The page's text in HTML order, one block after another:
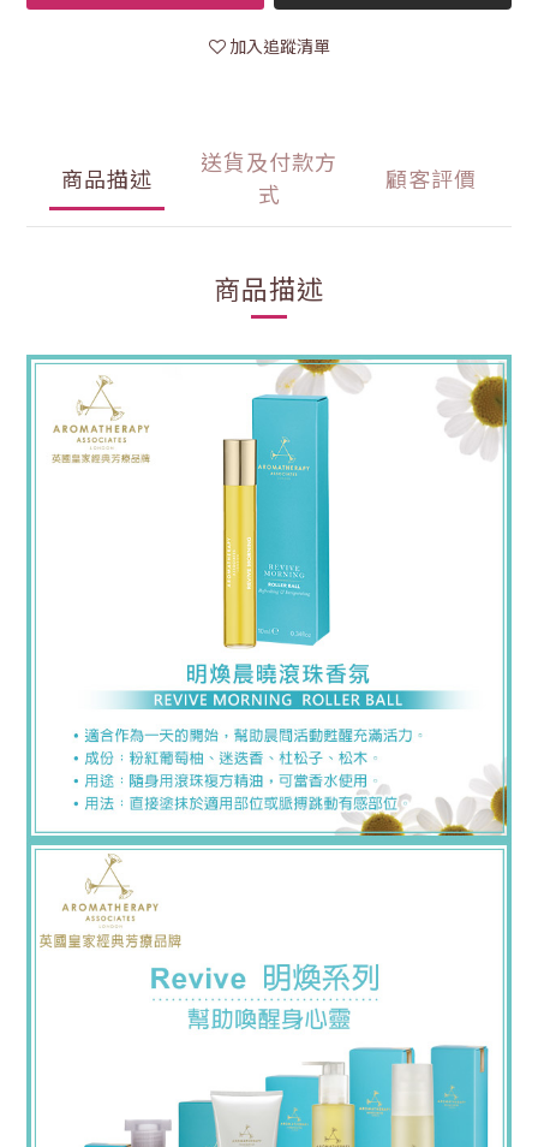
加入追蹤清單
商品描述
送貨及付款方
式
顧客評價
商品描述